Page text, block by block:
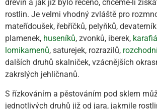
dřevin a jak již bylo řečeno, chceme-li
rostlin. Je velmi vhodný zvláště pro
mateřídoušek, řebříčků, pelyňků,
plamenek, huseníků, zvonků, iberek,
lomikamenů, saturejek, rozrazilů,
dalších druhů skalniček, vzácnějších
zakrslých jehličnanů.
S řízkováním a pěstováním pod sklem
jednotlivých druhů již od jara, jakmile